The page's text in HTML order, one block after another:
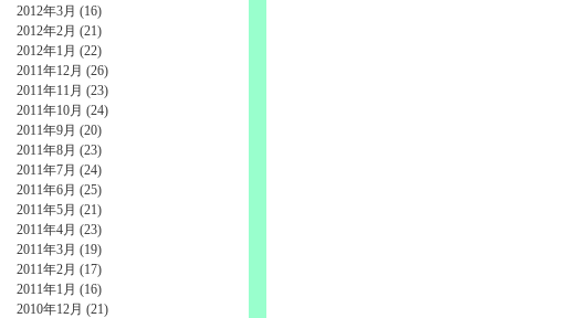
2012年3月 (16)
2012年2月 (21)
2012年1月 (22)
2011年12月 (26)
2011年11月 (23)
2011年10月 (24)
2011年9月 (20)
2011年8月 (23)
2011年7月 (24)
2011年6月 (25)
2011年5月 (21)
2011年4月 (23)
2011年3月 (19)
2011年2月 (17)
2011年1月 (16)
2010年12月 (21)